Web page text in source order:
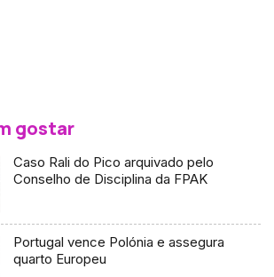
gostar
Caso Rali do Pico arquivado pelo
Conselho de Disciplina da FPAK
Portugal vence Polónia e assegura
quarto Europeu